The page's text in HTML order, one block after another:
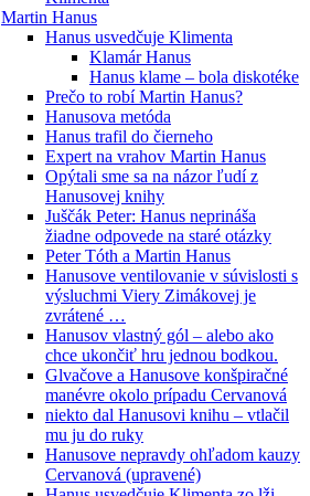
Martin Hanus
Hanus usvedčuje Klimenta
Klamár Hanus
Hanus klame – bola diskotéke
Prečo to robí Martin Hanus?
Hanusova metóda
Hanus trafil do čierneho
Expert na vrahov Martin Hanus
Opýtali sme sa na názor ľudí z
Hanusovej knihy
Juščák Peter: Hanus neprináša
žiadne odpovede na staré otázky
Peter Tóth a Martin Hanus
Hanusove ventilovanie v súvislosti s
výsluchmi Viery Zimákovej je
zvrátené …
Hanusov vlastný gól – alebo ako
chce ukončiť hru jednou bodkou.
Glvačove a Hanusove konšpiračné
manévre okolo prípadu Cervanová
niekto dal Hanusovi knihu – vtlačil
mu ju do ruky
Hanusove nepravdy ohľadom kauzy
Cervanová (upravené)